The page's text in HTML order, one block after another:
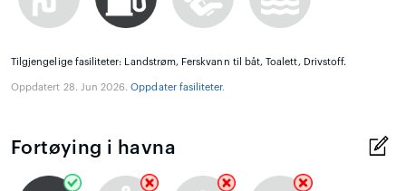
Tilgjengelige fasiliteter: Landstrøm, Ferskvann til båt, Toalett, Drivstoff.
Oppdatert 28. Jun 2026.Oppdater fasiliteter.
Fortøying i havna